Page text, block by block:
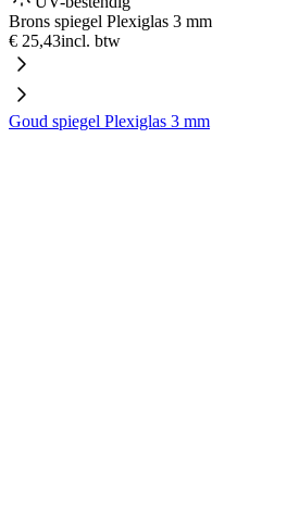
Brons spiegel Plexiglas 3 mm
€ 25,43incl. btw
Goud spiegel Plexiglas 3 mm